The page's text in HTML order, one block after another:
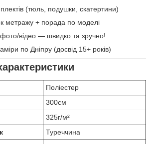
(тюль, подушки, скатертини)
метражу + порада по моделі
фото/відео — швидко та зручно!
по Дніпру (досвід 15+ років)
Поліестер
300см
325г/м²
Туреччина